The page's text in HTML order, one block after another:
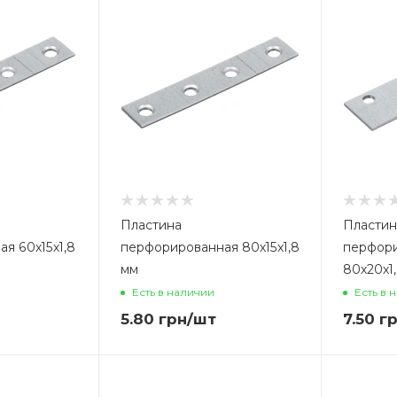
60х15х1,8
Пластина
перфорированная 80х15х1,8
мм
Есть в наличии
5.80 грн/шт
Есть в
7.50